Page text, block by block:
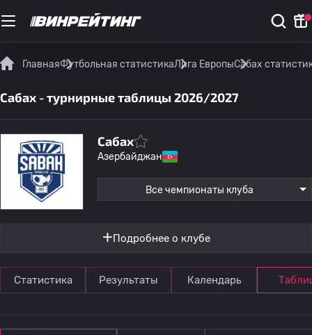
ГлавнаяФутбольная статистикаЛига ЕвропыСабах
Сабах - турнирные таблицы 2026/2027
Сабах
Азербайджан
Все чемпионаты клуба
Подробнее о клубе
Статистика Результаты Календарь